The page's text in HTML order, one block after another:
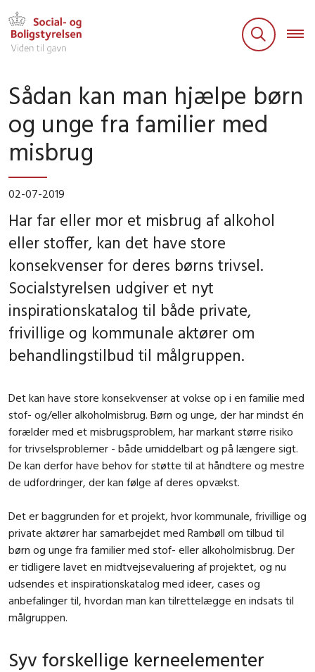
Sådan kan man hjælpe børn
og unge fra familier med
misbrug
02-07-2019
Har far eller mor et misbrug af alkohol
eller stoffer, kan det have store
konsekvenser for deres børns trivsel.
Socialstyrelsen udgiver et nyt
inspirationskatalog til både private,
frivillige og kommunale aktører om
behandlingstilbud til målgruppen.
Det kan have store konsekvenser at vokse op i en familie med
stof- og/eller alkoholmisbrug. Børn og unge, der har mindst én
forælder med et misbrugsproblem, har markant større risiko
for trivselsproblemer - både umiddelbart og på længere sigt.
De kan derfor have behov for støtte til at håndtere og mestre
de udfordringer, der kan følge af deres opvækst.
Det er baggrunden for et projekt, hvor kommunale, frivillige og
private aktører har samarbejdet med Rambøll om tilbud til
børn og unge fra familier med stof- eller alkoholmisbrug. Der
er tidligere lavet en midtvejsevaluering af projektet, og nu
udsendes et inspirationskatalog med ideer, cases og
anbefalinger til, hvordan man kan tilrettelægge en indsats til
målgruppen.
Syv forskellige kerneelementer